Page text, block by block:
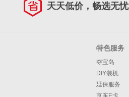
天天低价，畅选无忧
特色服务
夺宝岛
DIY装机
延保服务
京东E卡